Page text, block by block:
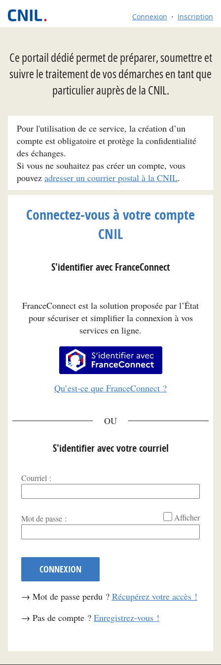
Connexion Inscription
Ce portail dédié permet de préparer, soumettre et
suivre le traitement de vos démarches en tant que
particulier auprès de la CNIL.
Pour l'utilisation de ce service, la création d’un
compte est obligatoire et protège la confidentialité
des échanges.
Si vous ne souhaitez pas créer un compte, vous
pouvez adresser un courrier postal à la CNIL.
Connectez-vous à votre compte
CNIL
S'identifier avec FranceConnect
FranceConnect est la solution proposée par l’État
pour sécuriser et simplifier la connexion à vos
services en ligne.
S’identifier avec
Qu’est-ce que FranceConnect ?
S'identifier avec votre courriel
Courriel :
Mot de passe : Afficher
CONNEXION
→ Mot de passe perdu ? Récupérez votre accès !
→ Pas de compte ? Enregistrez-vous !